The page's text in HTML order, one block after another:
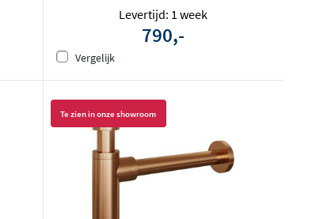
Levertijd: 1 week
790,-
Vergelijk
Te zien in onze showroom